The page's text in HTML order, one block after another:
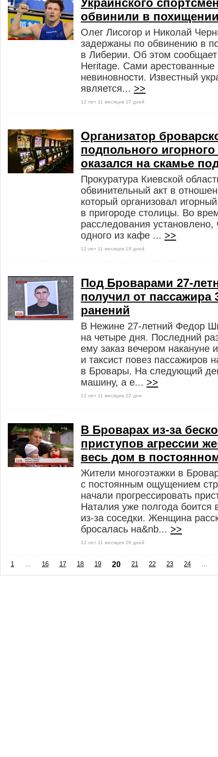
Украинского
обвинили в
Олег Лисогор и Николай
задержаны по обвинению в
в Либерии. Об этом
Heritage. Сами арестованные
невиновности. Известный
является... >>
12 лет 11 месяцев 17 дней
Организатор
подпольного игорного
оказался на скамье
Прокуратура Киевской
обвинительный акт в
который организовал
в пригороде столицы. Во
расследования
одного из кафе ... >>
12 лет 11 месяцев 19 дней
Под Броварами 27-
получил от пассажира
ранений
В Нежине 27-летний Федор
на четыре дня. Последний
ему заказ вечером накануне
и таксист повез пассажиров
в Бровары. На следующий
машину, а е... >>
12 лет 11 месяцев 22 дня
В Броварах из-за
приступов агрессии
весь дом в
Жители многоэтажки в
с постоянным ощущением
начали прогрессировать
Наталия уже полгода боится
из-за соседки. Женщина
бросалась на&nb... >>
12 лет 11 месяцев 26 дней
1 … 16 17 18 19 20 21 22 23 24 …